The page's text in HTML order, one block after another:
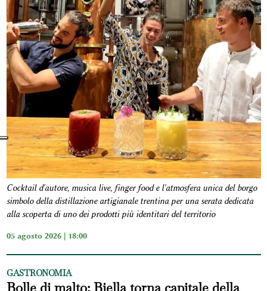
Cocktail d'autore, musica live, finger food e l'atmosfera unica del borgo
simbolo della distillazione artigianale trentina per una serata dedicata
alla scoperta di uno dei prodotti più identitari del territorio
05 agosto 2026 | 18:00
GASTRONOMIA
Bolle di malto: Biella torna capitale della